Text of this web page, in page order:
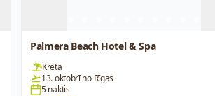
Palmera Beach Hotel & Spa
Krēta
13. oktobrī no Rīgas
5 naktis